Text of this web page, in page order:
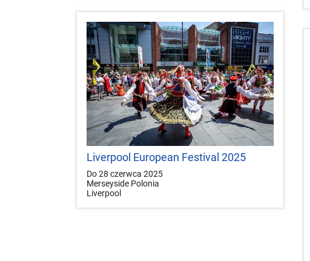
Liverpool European Festival 2025
Do 28 czerwca 2025
Merseyside Polonia
Liverpool